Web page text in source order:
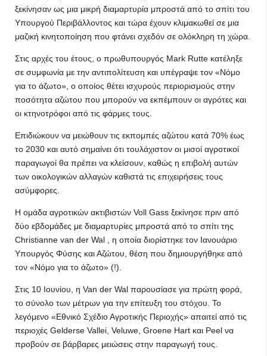
ξεκίνησαν ως μια μικρή διαμαρτυρία μπροστά από το σπίτι του
Υπουργού Περιβάλλοντος και τώρα έχουν κλιμακωθεί σε μια
μαζική κινητοποίηση που φτάνει σχεδόν σε ολόκληρη τη χώρα.
Στις αρχές του έτους, ο πρωθυπουργός Mark Rutte κατέληξε
σε συμφωνία με την αντιπολίτευση και υπέγραψε τον «Νόμο
για το άζωτο», ο οποίος θέτει ισχυρούς περιορισμούς στην
ποσότητα αζώτου που μπορούν να εκπέμπουν οι αγρότες και
οι κτηνοτρόφοι από τις φάρμες τους.
Επιδιώκουν να μειώθουν τις εκπομπές αζώτου κατά 70% έως
το 2030 και αυτό σημαίνει ότι τουλάχιστον οι μισοί αγροτικοί
παραγωγοί θα πρέπει να κλείσουν, καθώς η επιβολή αυτών
των οικολογικών αλλαγών καθιστά τις επιχειρήσεις τους
ασύμφορες.
Η ομάδα αγροτικών ακτιβιστών Voll Gass ξεκίνησε πριν από
δύο εβδομάδες με διαμαρτυρίες μπροστά από το σπίτι της
Christianne van der Wal , η οποία διορίστηκε τον Ιανουάριο
Υπουργός Φύσης και Αζώτου, θέση που δημιουργήθηκε από
τον «Νόμο για το άζωτο» (!).
Στις 10 Ιουνίου, η Van der Wal παρουσίασε για πρώτη φορά,
το σύνολο των μέτρων για την επίτευξη του στόχου. Το
λεγόμενο «Εθνικό Σχέδιο Αγροτικής Περιοχής» απαιτεί από τις
περιοχές Gelderse Vallei, Veluwe, Groene Hart και Peel να
προβούν σε βάρβαρες μειώσεις στην παραγωγή τους.